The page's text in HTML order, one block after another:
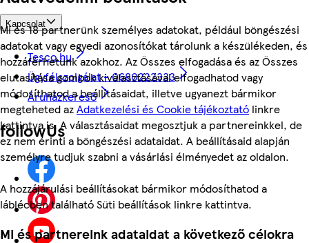
Mi és 18 partnerünk személyes adatokat, például böngészési
adatokat vagy egyedi azonosítókat tárolunk a készülékeden, és
hozzáférhetünk azokhoz. Az Összes elfogadása és az Összes
elutasítása gombok kiválasztásával elfogadhatod vagy
módosíthatod a beállításaidat, illetve ugyanezt bármikor
megteheted azAdatkezelési és Cookie tájékoztató linkre
kattintva is. A választásaidat megosztjuk a partnereinkkel, de
ez nem érinti a böngészési adataidat. A beállításaid alapján
személyre tudjuk szabni a vásárlási élményedet az oldalon.
A hozzájárulási beállításokat bármikor módosíthatod a
láblécben található Süti beállítások linkre kattintva.
Mi és partnereink adataidat a következő célokra
Kapcsolat
Tesco.hu
Ügyfélszolgálat - 0680222333
Áruházkereső
followUs